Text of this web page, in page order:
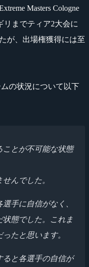
Masters Cologne
リまでティア2大会に
が、出場権獲得には至
の状況について以下
ことが不可能な状態
んでした。
手に自信がなく、
状態でした。これま
たと思います。
ると各選手の自信が